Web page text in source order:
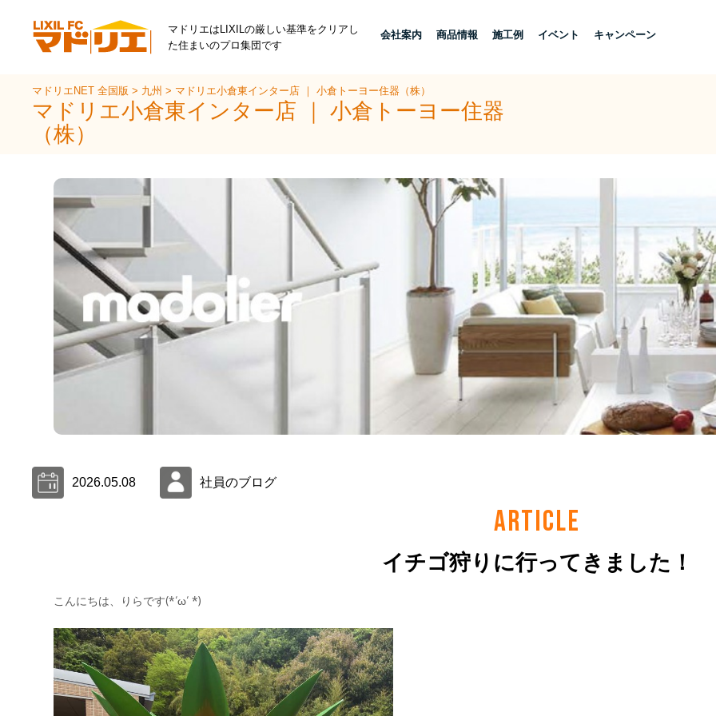
マドリエはLIXILの厳しい基準をクリアし
た住まいのプロ集団です
会社案内 商品情報 施工例 イベント キャンペーン
マドリエNET 全国版> 九州> マドリエ小倉東インター店 ｜ 小倉トーヨー住器（株）
マドリエ小倉東インター店 ｜ 小倉トーヨー住器
（株）
2026.05.08 社員のブログ
ARTICLE
イチゴ狩りに行ってきました！